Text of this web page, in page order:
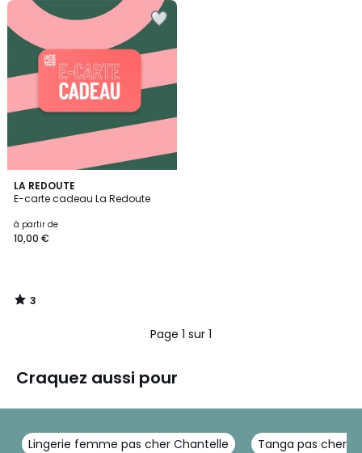
payer
la
place
29,95
LA REDOUTE
E-carte cadeau La Redoute
à partir de
10,00 €
3
/
3
/
Page 1 sur 1
Craquez aussi pour
Lingerie femme pas cher Chantelle Tanga pas cher